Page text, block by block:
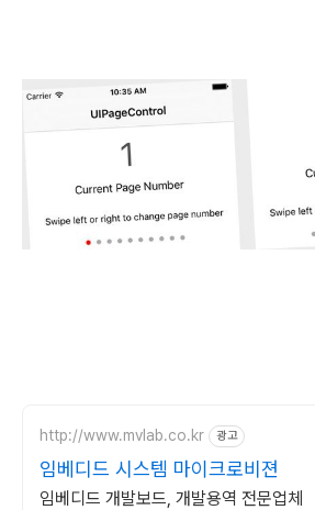
http://www.mvlab.co.kr 광고
임베디드 시스템 마이크로비젼
임베디드 개발보드, 개발용역 전문업체